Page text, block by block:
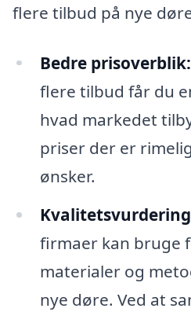
flere tilbud på nye
Bedre prisoverblik:
flere tilbud får du
hvad markedet
priser der er
ønsker.
firmaer kan bruge
materialer og
nye døre. Ved at